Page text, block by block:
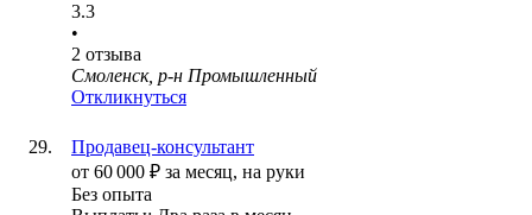
3.3
•
2 отзыва
Смоленск, р-н Промышленный
Откликнуться
Продавец-консультант
от 60 000 ₽ за месяц, на руки
Без опыта